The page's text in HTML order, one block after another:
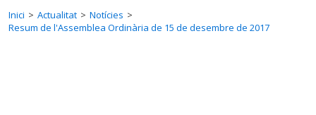
Inici Actualitat
Notícies
Resum de l'Assemblea Ordinària de 15 de desembre de 2017